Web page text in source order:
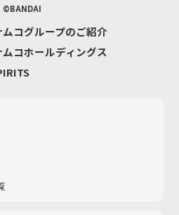
©BANDAI
コグループのご紹介
コホールディングス